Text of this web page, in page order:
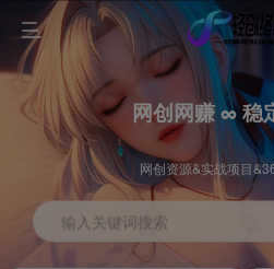
网创网赚 ∞ 稳
网创资源&实战项目
输入关键词搜索